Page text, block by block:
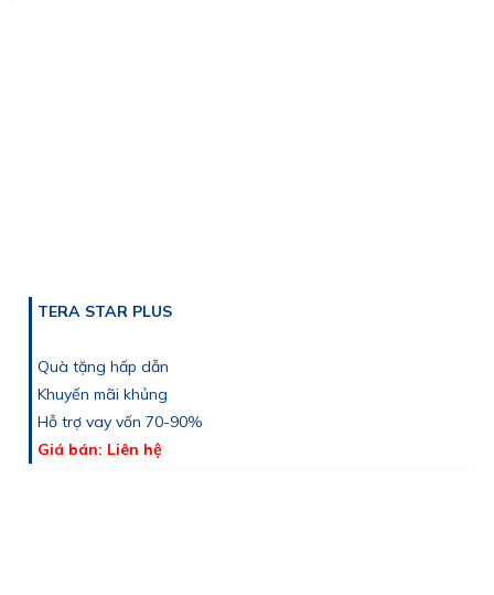
TERA STAR PLUS
Quà tặng hấp dẫn
Khuyến mãi khủng
Hỗ trợ vay vốn 70-90%
Giá bán: Liên hệ